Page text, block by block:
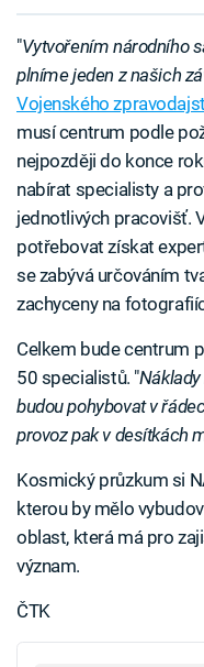
"Vytvořením národního
plníme jeden z našich
Vojenského
musí centrum podle
nejpozději do konce
nabírat specialisty a
jednotlivých pracovišť.
potřebovat získat
se zabývá určováním
zachyceny na
Celkem bude centrum
50 specialistů. "Náklady
budou pohybovat v
provoz pak v desítkách
Kosmický průzkum si
kterou by mělo
oblast, která má pro
význam.
ČTK